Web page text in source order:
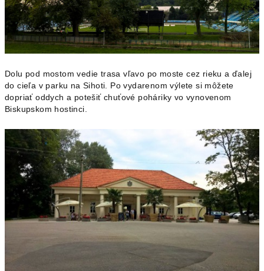
Dolu pod mostom vedie trasa vľavo po moste cez rieku a ďalej
do cieľa v parku na Sihoti. Po vydarenom výlete si môžete
dopriať oddych a potešiť chuťové poháriky vo vynovenom
Biskupskom hostinci.